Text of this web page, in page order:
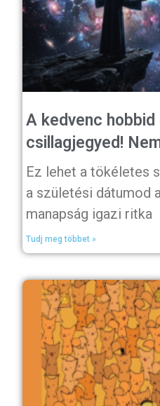
A kedvenc hobbid
csillagjegyed!
Ez lehet a tökéletes
a születési dátumod
manapság igazi ritka
Tudj meg többet »